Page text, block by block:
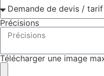
Précisions
Télécharger une image